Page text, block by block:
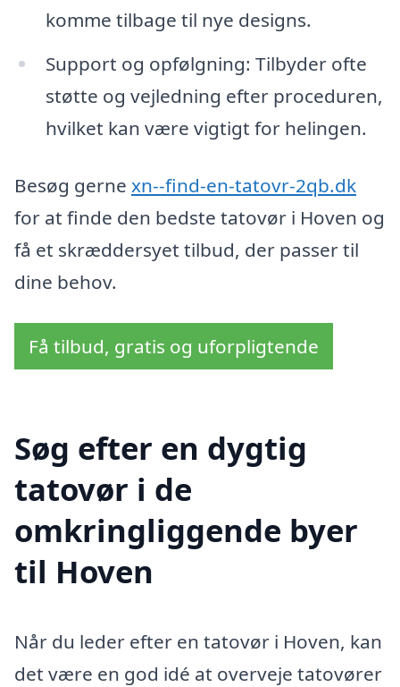
komme tilbage til nye designs.
Support og opfølgning: Tilbyder ofte
støtte og vejledning efter proceduren,
hvilket kan være vigtigt for helingen.
Besøg gernе xn--find-en-tatovr-2qb.dk
for at finde den bedste tatovør i Hoven og
få et skræddersyet tilbud, der passer til
dine behov.
Få tilbud, gratis og uforpligtende
Søg efter en dygtig
tatovør i de
omkringliggende byer
til Hoven
Når du leder efter en tatovør i Hoven, kan
det være en god idé at overveje tatovører